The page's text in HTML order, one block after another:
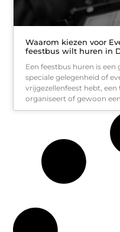
Waarom kiezen voor
feestbus wilt huren in
Een feestbus huren is
speciale gelegenheid of
vrijgezellenfeest hebt,
organiseert of gewoon